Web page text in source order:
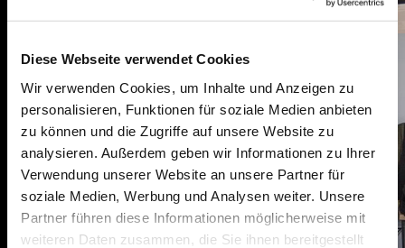
Diese Webseite verwendet Cookies
Wir verwenden Cookies, um Inhalte und Anzeigen zu
personalisieren, Funktionen für soziale Medien anbieten
zu können und die Zugriffe auf unsere Website zu
analysieren. Außerdem geben wir Informationen zu Ihrer
Verwendung unserer Website an unsere Partner für
soziale Medien, Werbung und Analysen weiter. Unsere
Partner führen diese Informationen möglicherweise mit
weiteren Daten zusammen, die Sie ihnen bereitgestellt